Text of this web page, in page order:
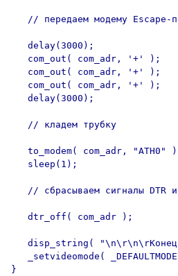
// передаем модему Escape-
   delay(3000);
   com_out( com_adr, '+' );
   com_out( com_adr, '+' );
   com_out( com_adr, '+' );
   delay(3000);
   // кладем трубку
to_modem( com_adr, "ATH0"
   sleep(1);
// сбрасываем сигналы DTR
   dtr_off( com_adr );
disp_string(
_setvideomode( _DEFAULTMODE
}